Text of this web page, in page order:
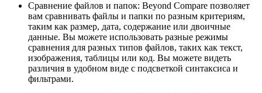
Сравнение файлов и папок: Beyond Compare позволяет
вам сравнивать файлы и папки по разным критериям,
таким как размер, дата, содержание или двоичные
данные. Вы можете использовать разные режимы
сравнения для разных типов файлов, таких как текст,
изображения, таблицы или код. Вы можете видеть
различия в удобном виде с подсветкой синтаксиса и
фильтрами.